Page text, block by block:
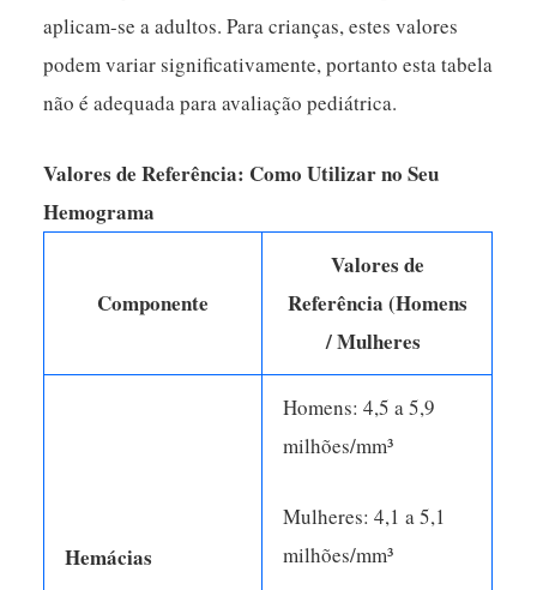
aplicam-se a adultos. Para crianças, estes valores
podem variar significativamente, portanto esta tabela
não é adequada para avaliação pediátrica.
Valores de Referência: Como Utilizar no Seu
Hemograma
Componente
Valores de
Referência (Homens
/ Mulheres
Hemácias
Homens: 4,5 a 5,9
milhões/mm³
Mulheres: 4,1 a 5,1
milhões/mm³